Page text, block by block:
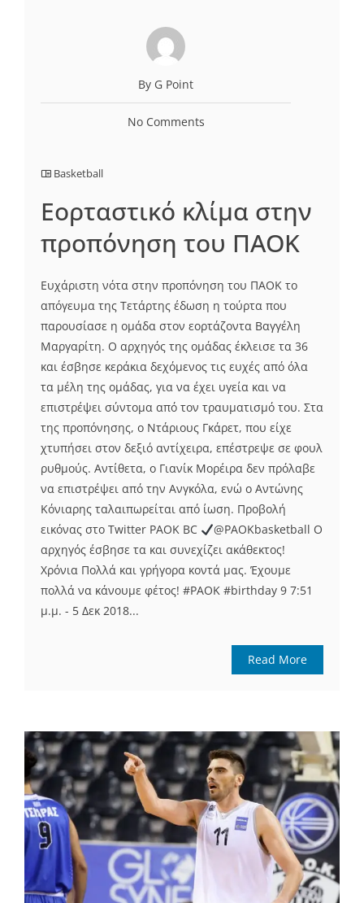
By G Point
No Comments
Basketball
Eoρταστικό κλίμα στην
προπόνηση του ΠΑΟΚ
Ευχάριστη νότα στην προπόνηση του ΠΑΟΚ το
απόγευμα της Τετάρτης έδωση η τούρτα που
παρουσίασε η ομάδα στον εορτάζοντα Βαγγέλη
Μαργαρίτη. Ο αρχηγός της ομάδας έκλεισε τα 36
και έσβησε κεράκια δεχόμενος τις ευχές από όλα
τα μέλη της ομάδας, για να έχει υγεία και να
επιστρέψει σύντομα από τον τραυματισμό του. Στα
της προπόνησης, ο Ντάριους Γκάρετ, που είχε
χτυπήσει στον δεξιό αντίχειρα, επέστρεψε σε φουλ
ρυθμούς. Αντίθετα, ο Γιανίκ Μορέιρα δεν πρόλαβε
να επιστρέψει από την Ανγκόλα, ενώ ο Αντώνης
Κόνιαρης ταλαιπωρείται από ίωση. Προβολή
εικόνας στο Twitter PAOK BC
@PAOKbasketball Ο
αρχηγός έσβησε τα και συνεχίζει ακάθεκτος!
Χρόνια Πολλά και γρήγορα κοντά μας. Έχουμε
πολλά να κάνουμε φέτος! #PAOK #birthday 9 7:51
μ.μ. - 5 Δεκ 2018...
Read More